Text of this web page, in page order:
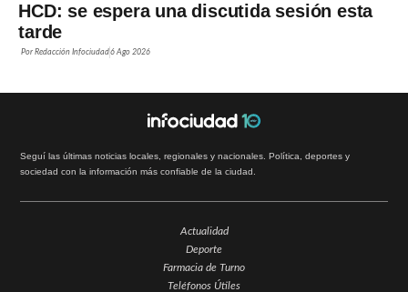
HCD: se espera una discutida sesión esta
tarde
PorRedacción Infociudad6 Ago 2026
Seguí las últimas noticias locales, regionales y nacionales. Política, deportes y
sociedad con la información más confiable de la ciudad.
Actualidad
Deporte
Farmacia de Turno
Teléfonos Útiles